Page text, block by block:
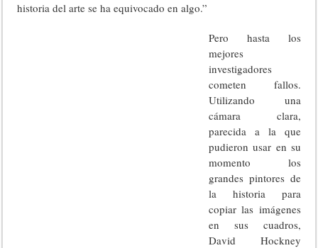
historia del arte se ha equivocado en algo.”
Pero hasta los
mejores
investigadores
cometen fallos.
Utilizando una
cámara clara,
parecida a la que
pudieron usar en su
momento los
grandes pintores de
la historia para
copiar las imágenes
en sus cuadros,
David Hockney